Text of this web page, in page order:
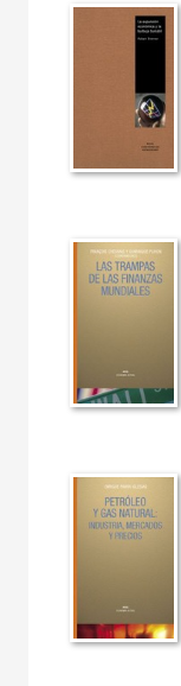
Básica de Bolsillo
Ciencia,
Derecho,
VER TODAS...
NUESTROS
Ebook